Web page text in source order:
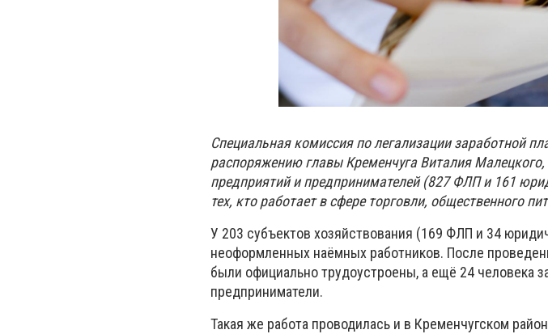
Специальная комиссия по легализации заработной
распоряжению главы Кременчуга Виталия Малецкого,
предприятий и предпринимателей (827 ФЛП и 161
тех, кто работает в сфере торговли, общественного
У 203 субъектов хозяйствования (169 ФЛП и 34
неоформленных наёмных работников. После
были официально трудоустроены, а ещё 24 человека
предприниматели.
Такая же работа проводилась и в Кременчугском